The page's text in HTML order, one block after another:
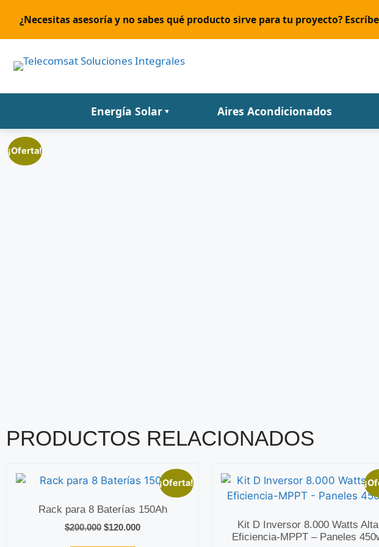
¿Necesitas asesoría y no sabes qué producto sirve para tu proyecto?
Energía Solar ▼ Aires Acondicionados
¡Oferta!
PRODUCTOS RELACIONADOS
¡Oferta!
Rack para 8 Baterías 150Ah
$200.000 $120.000
Kit D Inversor 8.000 Watts Alta
Eficiencia-MPPT – Paneles